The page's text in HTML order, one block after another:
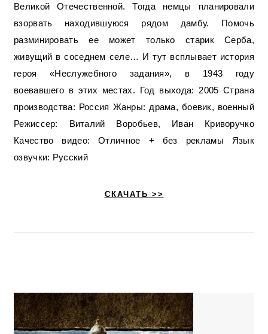
Великой Отечественной. Тогда немцы планировали
взорвать находившуюся рядом дамбу. Помочь
разминировать ее может только старик Серба,
живущий в соседнем селе… И тут всплывает история
героя «Неслужебного задания», в 1943 году
воевавшего в этих местах. Год выхода: 2005 Страна
производства: Россия Жанры: драма, боевик, военный
Режиссер: Виталий Воробьев, Иван Криворучко
Качество видео: Отличное + без рекламы Язык
озвучки: Русский
СКАЧАТЬ >>